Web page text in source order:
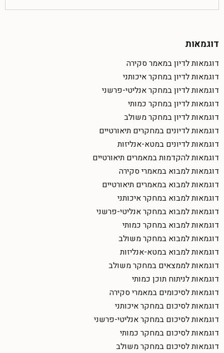
דוגמאות
דוגמאות לדיון במאמר סקירה
דוגמאות לדיון במחקר איכותני
דוגמאות לדיון במחקר אנליטי-פרשני
דוגמאות לדיון במחקר כמותי
דוגמאות לדיון במחקר משולב
דוגמאות לדיונים במחקרים תיאורטיים
דוגמאות לדיונים במטא-אנליזות
דוגמאות להקדמות במאמרים תיאורטיים
דוגמאות למבוא במאמרי סקירה
דוגמאות למבוא במאמרים תיאורטיים
דוגמאות למבוא במחקר איכותני
דוגמאות למבוא במחקר אנליטי-פרשני
דוגמאות למבוא במחקר כמותי
דוגמאות למבוא במחקר משולב
דוגמאות למבוא במטא-אנליזות
דוגמאות לממצאים במחקר משולב
דוגמאות לניתוח תוכן כמותי
דוגמאות לסיכומים במאמרי סקירה
דוגמאות לסיכום במחקר איכותני
דוגמאות לסיכום במחקר אנליטי-פרשני
דוגמאות לסיכום במחקר כמותי
דוגמאות לסיכום במחקר משולב